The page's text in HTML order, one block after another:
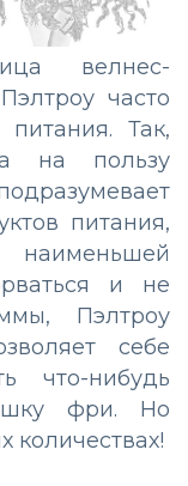
велнес-
часто
Так,
на пользу
питания,
и не
Пэлтроу
себе
что-нибудь
фри. Но
количествах!